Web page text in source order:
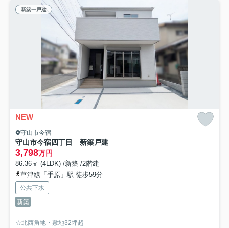
新築一戸建
NEW
守山市今宿
守山市今宿四丁目 新築戸建
3,798万円
86.36㎡ (4LDK) /新築 /2階建
草津線「手原」駅 徒歩59分
公共下水
新築
☆北西角地・敷地32坪超